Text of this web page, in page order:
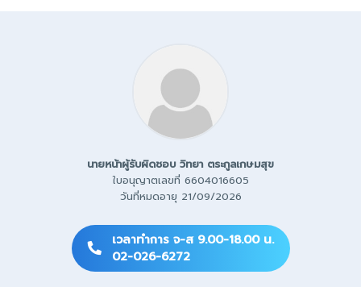
นายหน้าผู้รับผิดชอบ วิทยา ตระกูลเกษมสุข
ใบอนุญาตเลขที่ 6604016605
วันที่หมดอายุ 21/09/2026
เวลาทำการ จ-ส 9.00-18.00 น.
02-026-6272